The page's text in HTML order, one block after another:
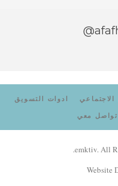
ادوات التسويق
تواصل معي
Website